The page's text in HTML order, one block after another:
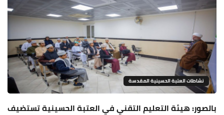
نشاطات العتبة الحسينية المقدسة
بالصور: هيئة التعليم التقني في العتبة الحسينية تستضيف